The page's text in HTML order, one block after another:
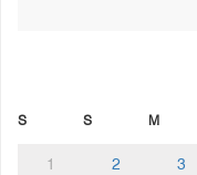
S S M
1 2 3